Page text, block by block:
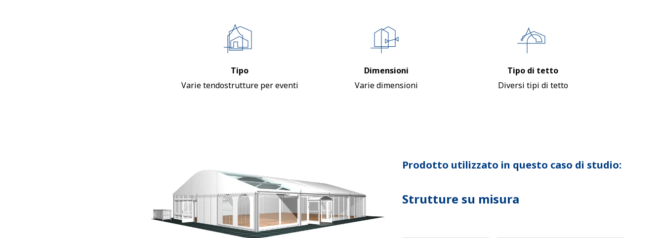
Tipo
Varie tendostrutture per eventi
Dimensioni
Varie dimensioni
Tipo di tetto
Diversi tipi di tetto
Prodotto utilizzato in questo caso di studio:
Strutture su misura